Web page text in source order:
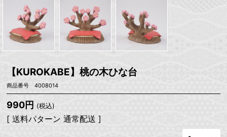
【KUROKABE】桃の木ひな台
商品番号 4008014
990円 (税込)
[ 送料パターン 通常配送 ]